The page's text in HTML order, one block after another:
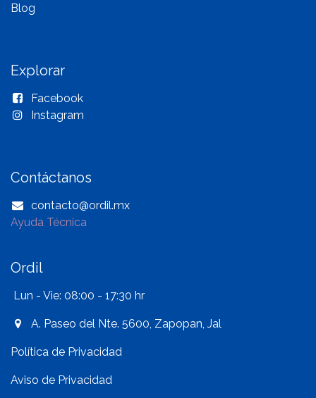
Blog
Explorar
Facebook
Instagram
Contáctanos
contacto@ordil.mx
Ayuda Técnica
Ordil
Lun - Vie: 08:00 - 17:30 hr
A. Paseo del Nte. 5600, Zapopan, Jal
Política de Privacidad
Aviso de Privacidad